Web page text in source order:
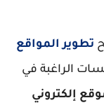
تطوير المواقع
الراغبة في
إلكتروني